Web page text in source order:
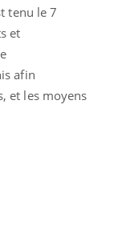
tenu le 7
et
afin
et les moyens